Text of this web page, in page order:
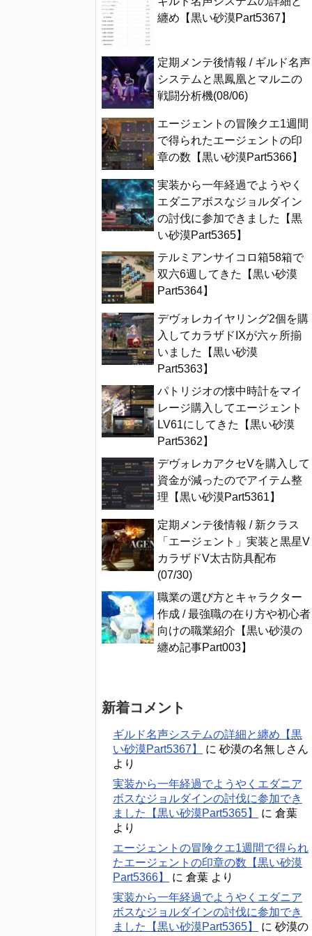
纏め【黒い砂漠Part5367】
定期メンテ後情報 / ギルド名声
システムと黒鳳凰とマルニの
戦闘分析機(08/06)
エージェントの冒険クエ1週間
で得られたエージェントの印
章の数【黒い砂漠Part5366】
実装から一年経過でようやく
エダニアボスなジョルダイン
の討伐に参加できました【黒
い砂漠Part5365】
テルミアンサイコロ箱58箱で
双六6週してきた【黒い砂漠
Part5364】
デヴォレカイヤリング2個を購
入してカラザドIXが六ヶ所揃
いました【黒い砂漠
Part5363】
パトリジオの懐中時計をマイ
レージ購入してエージェント
LV61にしてきた【黒い砂漠
Part5362】
デヴォレカアクセVを購入して
資金が減ったのでアイテム整
理【黒い砂漠Part5361】
定期メンテ後情報 / 新クラス
「エージェント」実装と黒星V
カラザドV太古防具配布
(07/30)
職業の選び方とキャラクター
作成 / 最強職の在り方や初心者
向けの職業紹介【黒い砂漠の
纏め記事Part003】
新着コメント
ギルド名声システムの詳細と纏め【黒
い砂漠Part5367】
に 砂漠の名無しさん
より
実装から一年経過でようやくエダニア
ボスなジョルダインの討伐に参加でき
ました【黒い砂漠Part5365】
に 倉葉
より
エージェントの冒険クエ1週間で得られ
たエージェントの印章の数【黒い砂漠
Part5366】
に 倉葉 より
実装から一年経過でようやくエダニア
ボスなジョルダインの討伐に参加でき
ました【黒い砂漠Part5365】
に 砂漠の